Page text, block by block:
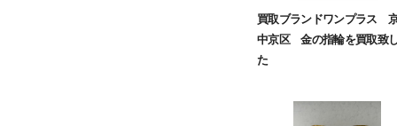
買取ブランドワンプラス
中京区 金の指輪を買取致
た